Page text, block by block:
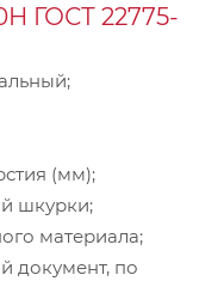
ГОСТ 22775-
(мм);
шкурки;
материала;
документ, по